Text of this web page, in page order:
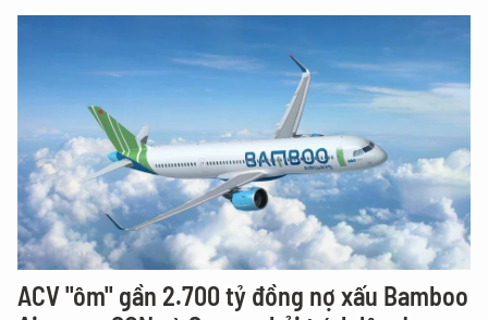
ACV "ôm" gần 2.700 tỷ đồng nợ xấu Bamboo